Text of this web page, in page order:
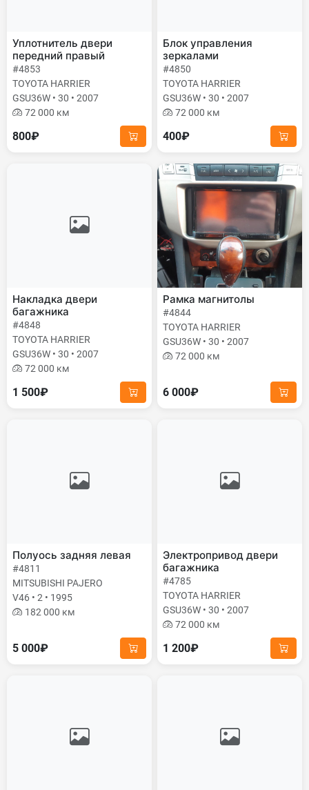
Уплотнитель двери
передний правый
#4853
TOYOTA HARRIER
GSU36W • 30 • 2007
72 000 км
800₽
Блок управления
зеркалами
#4850
TOYOTA HARRIER
GSU36W • 30 • 2007
72 000 км
400₽
Накладка двери
багажника
#4848
TOYOTA HARRIER
GSU36W • 30 • 2007
72 000 км
1 500₽
Рамка магнитолы
#4844
TOYOTA HARRIER
GSU36W • 30 • 2007
72 000 км
6 000₽
Полуось задняя левая
#4811
MITSUBISHI PAJERO
V46 • 2 • 1995
182 000 км
5 000₽
Электропривод двери
багажника
#4785
TOYOTA HARRIER
GSU36W • 30 • 2007
72 000 км
1 200₽